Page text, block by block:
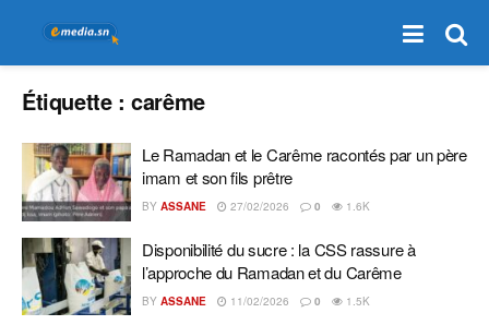
Étiquette :carême
Le Ramadan et le Carême racontés par un père
imam et son fils prêtre
BY ASSANE 27/02/2026 0 1.6K
Disponibilité du sucre : la CSS rassure à
l’approche du Ramadan et du Carême
BY ASSANE 11/02/2026 0 1.5K